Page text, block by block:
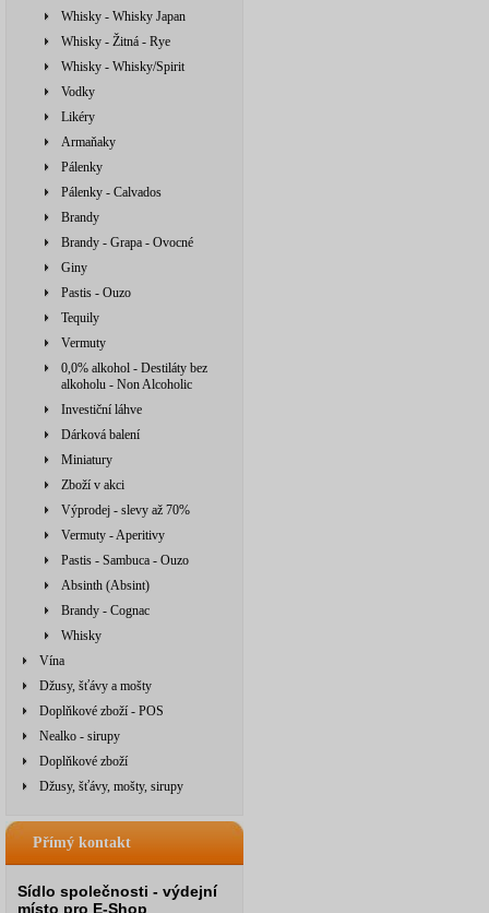
Whisky - Whisky Japan
Whisky - Žitná - Rye
Whisky - Whisky/Spirit
Vodky
Likéry
Armaňaky
Pálenky
Pálenky - Calvados
Brandy
Brandy - Grapa - Ovocné
Giny
Pastis - Ouzo
Tequily
Vermuty
0,0% alkohol - Destiláty bez
alkoholu - Non Alcoholic
Investiční láhve
Dárková balení
Miniatury
Zboží v akci
Výprodej - slevy až 70%
Vermuty - Aperitivy
Pastis - Sambuca - Ouzo
Absinth (Absint)
Brandy - Cognac
Whisky
Vína
Džusy, šťávy a mošty
Doplňkové zboží - POS
Nealko - sirupy
Doplňkové zboží
Džusy, šťávy, mošty, sirupy
Přímý kontakt
Sídlo společnosti - výdejní
místo pro E-Shop